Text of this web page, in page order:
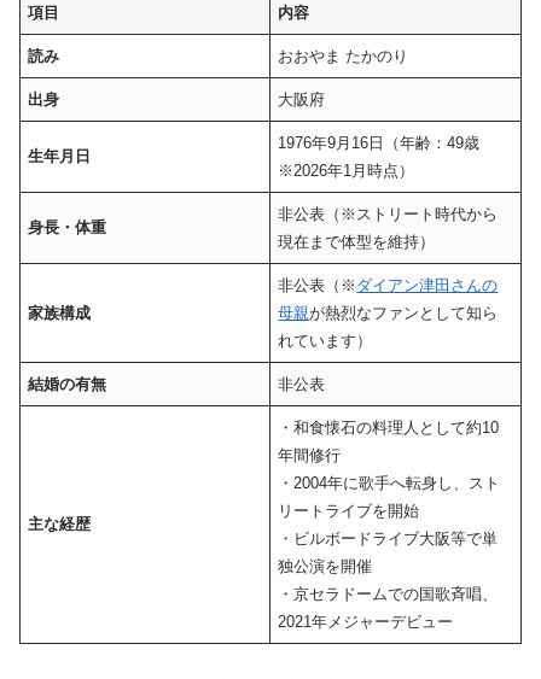
項目 内容
読み おおやま たかのり
出身 大阪府
生年月日
1976年9月16日（年齢：49歳
※2026年1月時点）
身長・体重
非公表（※ストリート時代から
現在まで体型を維持）
家族構成
非公表（※ ダイアン津田さんの
母親が熱烈なファンとして知ら
れています）
結婚の有無 非公表
主な経歴
・和食懐石の料理人として約10
年間修行
・2004年に歌手へ転身し、スト
リートライブを開始
・ビルボードライブ大阪等で単
独公演を開催
・京セラドームでの国歌斉唱、
2021年メジャーデビュー